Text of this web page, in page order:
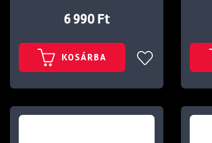
6 990 Ft
KOSÁRBA